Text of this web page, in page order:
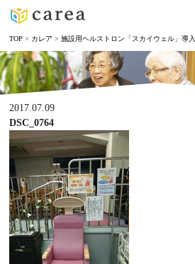
TOP > カレア >施設用ヘルストロン「スカイウェル」導入
2017.07.09
DSC_0764